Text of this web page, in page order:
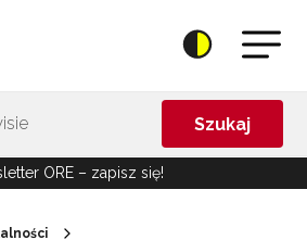
Szukaj
ORE – zapisz się!